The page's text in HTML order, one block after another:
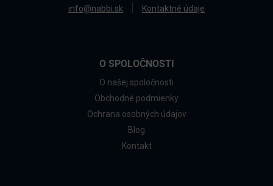
info@nabbi.sk Kontaktné údaje
O SPOLOČNOSTI
O našej spoločnosti
Obchodné podmienky
Ochrana osobných údajov
Blog
Kontakt